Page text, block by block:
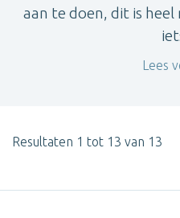
aan te doen, dit is
Lees
Resultaten 1 tot 13 van 13